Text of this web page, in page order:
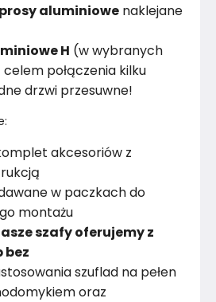
aluminiowe naklejane
H (w wybranych
połączenia kilku
drzwi przesuwne!
akcesoriów z
w paczkach do
montażu
szafy oferujemy z
bez
szuflad na pełen
oraz